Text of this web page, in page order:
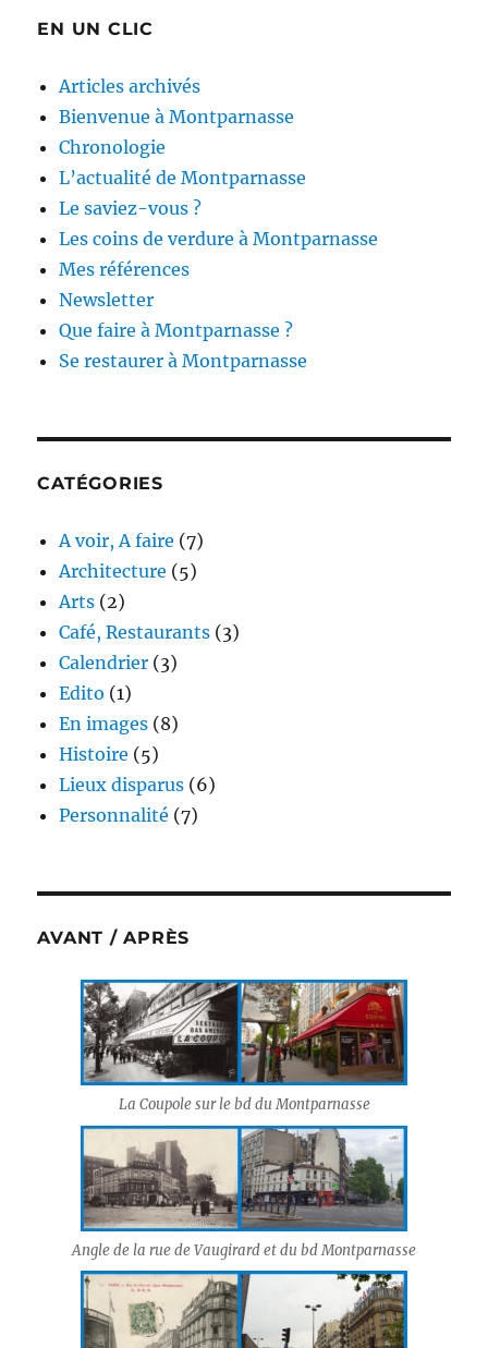
EN UN CLIC
Articles archivés
Bienvenue à Montparnasse
Chronologie
L’actualité de Montparnasse
Le saviez-vous ?
Les coins de verdure à Montparnasse
Mes références
Newsletter
Que faire à Montparnasse ?
Se restaurer à Montparnasse
CATÉGORIES
A voir, A faire (7)
Architecture (5)
Arts (2)
Café, Restaurants (3)
Calendrier (3)
Edito (1)
En images (8)
Histoire (5)
Lieux disparus (6)
Personnalité (7)
AVANT / APRÈS
La Coupole sur le bd du Montparnasse
Angle de la rue de Vaugirard et du bd Montparnasse